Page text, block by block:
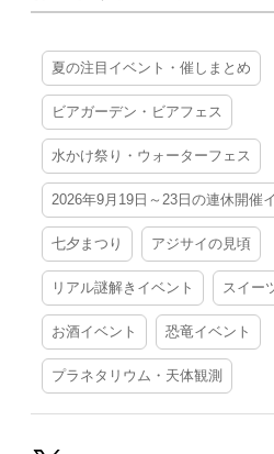
夏の注目イベント・催しまとめ
ビアガーデン・ビアフェス
水かけ祭り・ウォーターフェス
2026年9月19日～23日の連休開催
七夕まつり アジサイの見頃
リアル謎解きイベント スイー
お酒イベント 恐竜イベント
プラネタリウム・天体観測